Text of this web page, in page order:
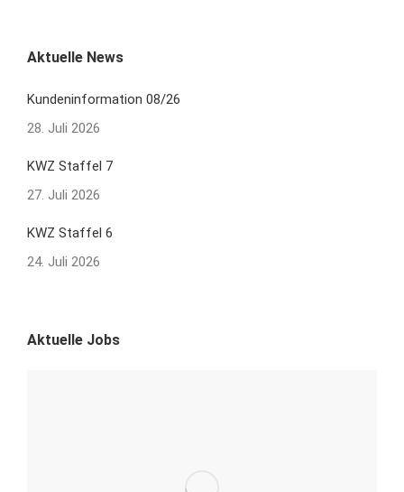
Aktuelle News
Kundeninformation 08/26
28. Juli 2026
KWZ Staffel 7
27. Juli 2026
KWZ Staffel 6
24. Juli 2026
Aktuelle Jobs